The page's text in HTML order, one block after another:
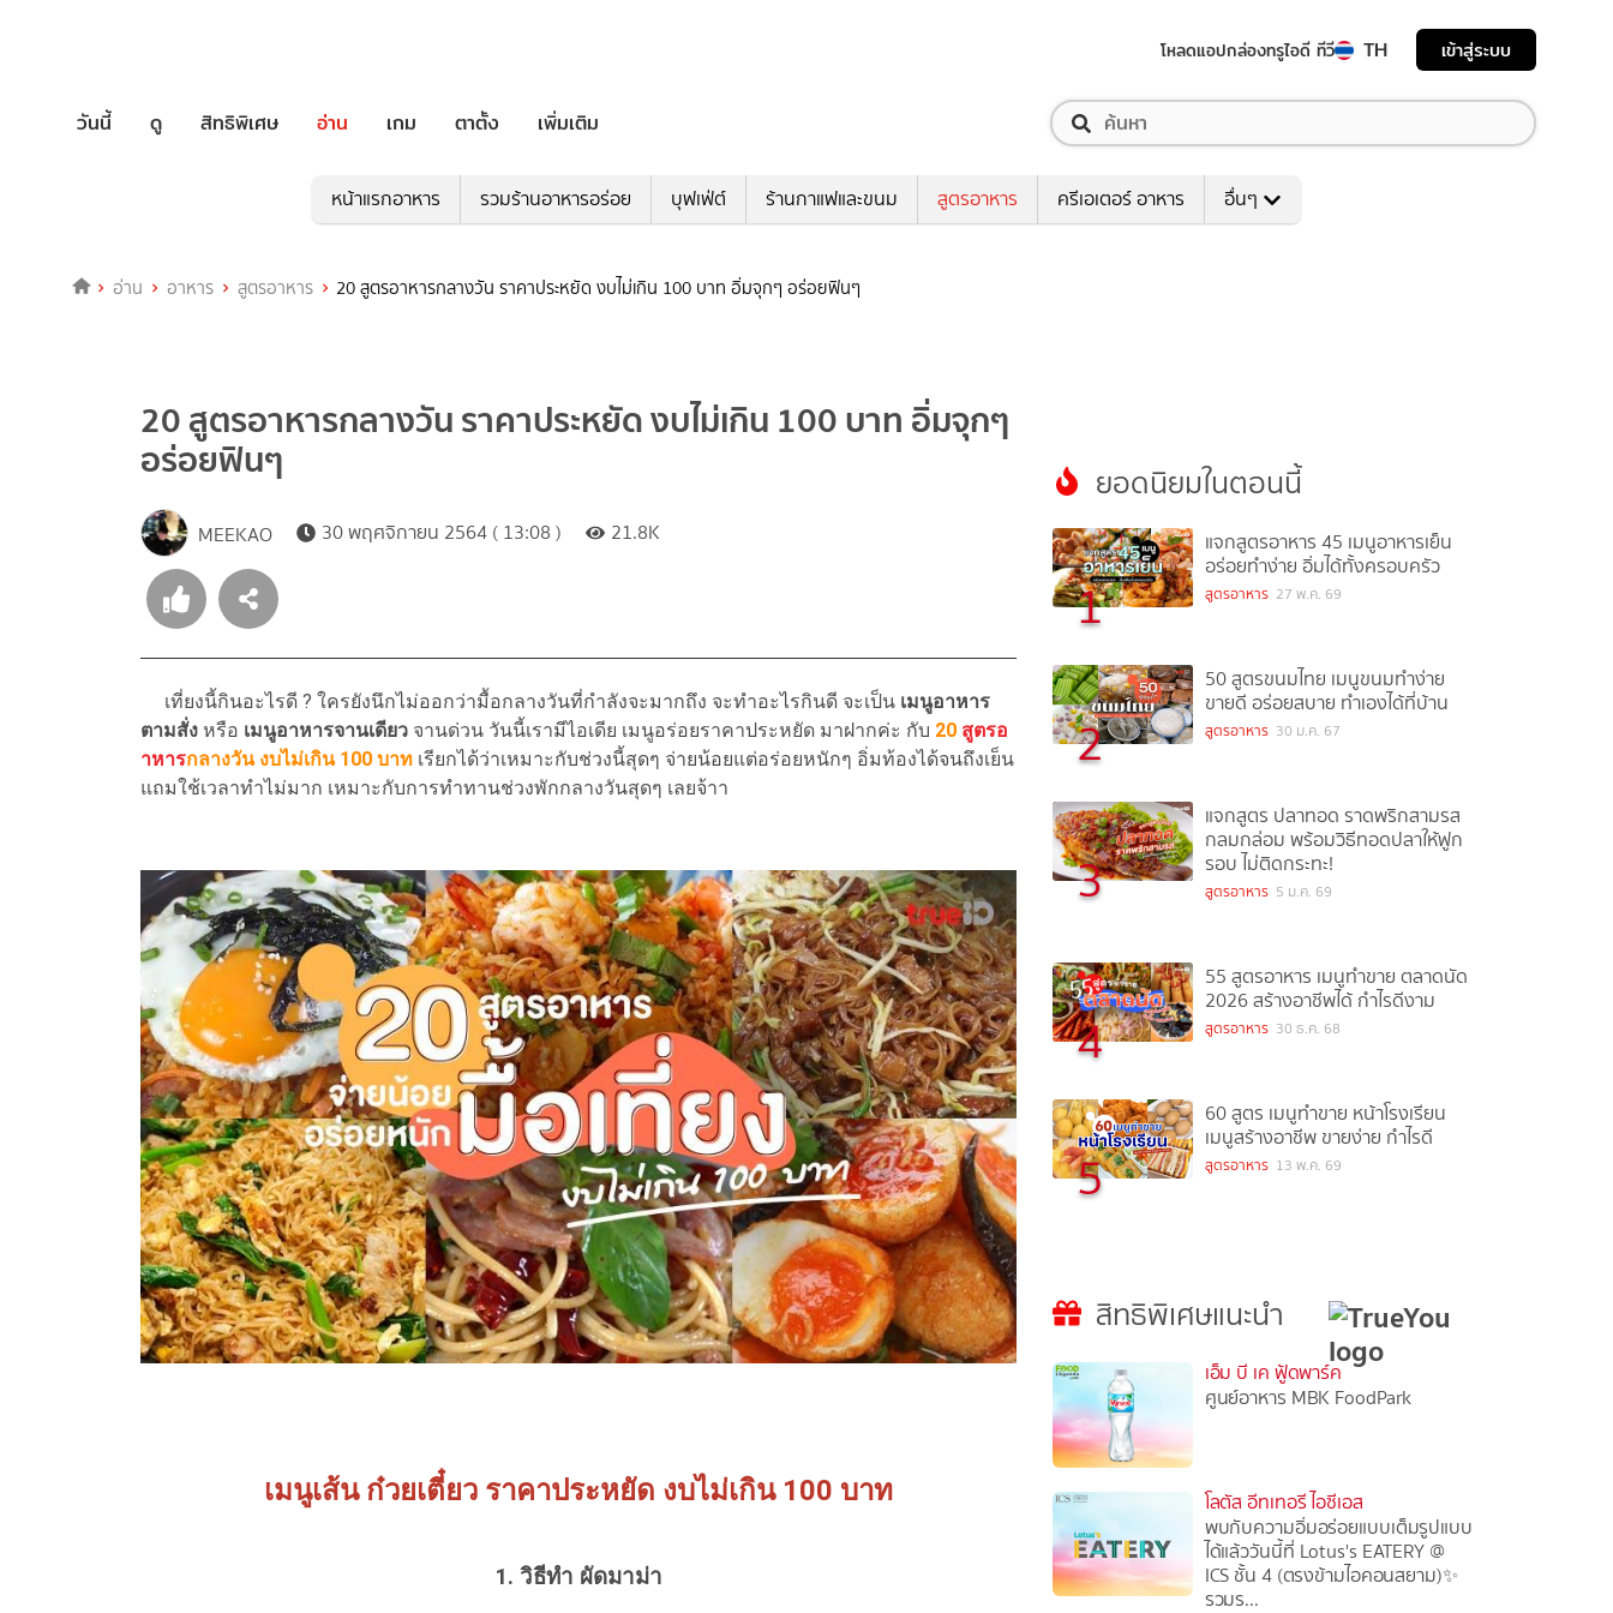
โหลดแอปกล่องทรูไอดี ทีวี TH เข้าสู่ระบบ
วันนี้ ดู สิทธิพิเศษ อ่าน เกม ตาตั้ง เพิ่มเติม
หน้าแรกอาหาร รวมร้านอาหารอร่อย บุฟเฟ่ต์ ร้านกาแฟและขนม สูตรอาหาร ครีเอเตอร์ อาหาร อื่นๆ
อ่าน อาหาร สูตรอาหาร 20 สูตรอาหารกลางวัน ราคาประหยัด งบไม่เกิน 100 บาท อิ่มจุกๆ อร่อยฟินๆ
20 สูตรอาหารกลางวัน ราคาประหยัด งบไม่เกิน 100 บาท อิ่มจุกๆ
อร่อยฟินๆ
MEEKAO 30 พฤศจิกายน 2564 ( 13:08 ) 21.8K
เที่ยงนี้กินอะไรดี ? ใครยังนึกไม่ออกว่ามื้อกลางวันที่กำลังจะมากถึง จะทำอะไรกินดี จะเป็น เมนูอาหาร
ตามสั่ง หรือ เมนูอาหารจานเดียว จานด่วน วันนี้เรามีไอเดีย เมนูอร่อยราคาประหยัด มาฝากค่ะ กับ 20 สูตรอ
าหารกลางวัน งบไม่เกิน 100 บาท เรียกได้ว่าเหมาะกับช่วงนี้สุดๆ จ่ายน้อยแต่อร่อยหนักๆ อิ่มท้องได้จนถึงเย็น
แถมใช้เวลาทำไม่มาก เหมาะกับการทำทานช่วงพักกลางวันสุดๆ เลยจ้าา
เมนูเส้น ก๋วยเตี๋ยว ราคาประหยัด งบไม่เกิน 100 บาท
1. วิธีทำ ผัดมาม่า
ยอดนิยมในตอนนี้
1
แจกสูตรอาหาร 45 เมนูอาหารเย็น
อร่อยทำง่าย อิ่มได้ทั้งครอบครัว
สูตรอาหาร 27 พ.ค. 69
2
50 สูตรขนมไทย เมนูขนมทำง่าย
ขายดี อร่อยสบาย ทำเองได้ที่บ้าน
สูตรอาหาร 30 ม.ค. 67
3
แจกสูตร ปลาทอด ราดพริกสามรส
กลมกล่อม พร้อมวิธีทอดปลาให้ฟูก
รอบ ไม่ติดกระทะ!
สูตรอาหาร 5 ม.ค. 69
4
55 สูตรอาหาร เมนูทำขาย ตลาดนัด
2026 สร้างอาชีพได้ กำไรดีงาม
สูตรอาหาร 30 ธ.ค. 68
5
60 สูตร เมนูทำขาย หน้าโรงเรียน
เมนูสร้างอาชีพ ขายง่าย กำไรดี
สูตรอาหาร 13 พ.ค. 69
สิทธิพิเศษแนะนำ
เอ็ม บี เค ฟู้ดพาร์ค
ศูนย์อาหาร MBK FoodPark
โลตัส อีทเทอรี ไอซีเอส
พบกับความอิ่มอร่อยแบบเต็มรูปแบบ
ได้แล้ววันนี้ที่ Lotus's EATERY @
ICS ชั้น 4 (ตรงข้ามไอคอนสยาม)✨
รวมร...